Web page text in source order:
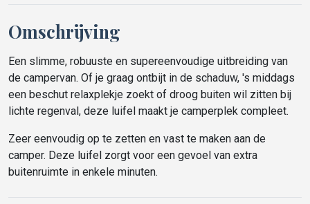
Omschrijving
Een slimme, robuuste en supereenvoudige uitbreiding van
de campervan. Of je graag ontbijt in de schaduw, 's middags
een beschut relaxplekje zoekt of droog buiten wil zitten bij
lichte regenval, deze luifel maakt je camperplek compleet.
Zeer eenvoudig op te zetten en vast te maken aan de
camper. Deze luifel zorgt voor een gevoel van extra
buitenruimte in enkele minuten.